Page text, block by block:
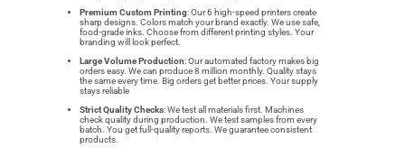
Premium Custom Printing: Our 6 high-speed printers create
sharp designs. Colors match your brand exactly. We use safe,
food-grade inks. Choose from different printing styles. Your
branding will look perfect.
Large Volume Production: Our automated factory makes big
orders easy. We can produce 8 million monthly. Quality stays
the same every time. Big orders get better prices. Your supply
stays reliable
Strict Quality Checks: We test all materials first. Machines
check quality during production. We test samples from every
batch. You get full-quality reports. We guarantee consistent
products.